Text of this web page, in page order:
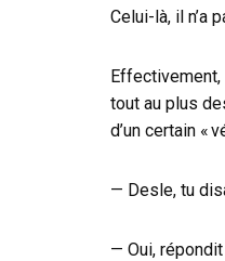
Celui-là, il n’a
Effectivement,
tout au plus
d’un certain «
— Desle, tu
— Oui,